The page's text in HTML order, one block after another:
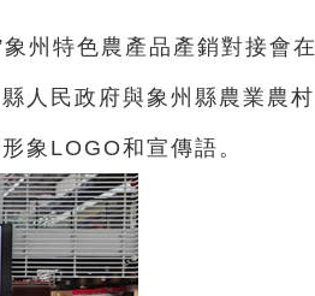
州特色農產品產銷對接會在
人民政府與象州縣農業農村
象LOGO和宣傳語。